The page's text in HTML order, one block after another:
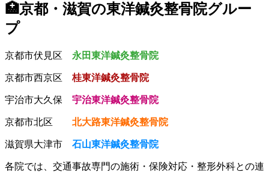
🏥京都・滋賀の東洋鍼灸整骨院グルー
プ
京都市伏見区 永田東洋鍼灸整骨院
京都市西京区 桂東洋鍼灸整骨院
宇治市大久保 宇治東洋鍼灸整骨院
京都市北区 北大路東洋鍼灸整骨院
滋賀県大津市 石山東洋鍼灸整骨院
各院では、交通事故専門の施術・保険対応・整形外科との連